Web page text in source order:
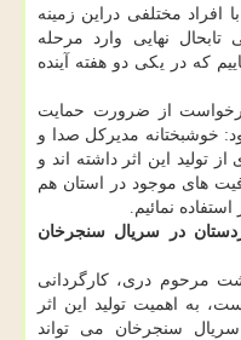
مختلفی دراین زمینه
نهایی وارد مرحله
که در یکی دو هفته آینده
از ضرورت حمایت
خوشبختانه مدیرکل صدا و
تولید این اثر داشته اند و
های موجود در استان هم
نمائیم.
در سریال سنجرخان
مرحوم دری، کارگردانی
به اهمیت تولید این اثر
سنجرخان می تواند